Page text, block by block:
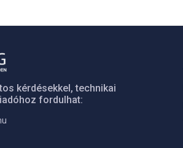
kérdésekkel, technikai
fordulhat: